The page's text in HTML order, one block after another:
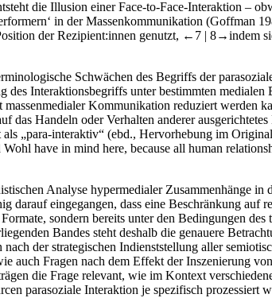
die Illusion einer Face-to-Face-Interaktion
in der Massenkommunikation (Goffman
der Rezipient:innen genutzt, ←7 | 8→indem
Schwächen des Begriffs der
Interaktionsbegriffs unter bestimmten
Kommunikation reduziert
das Handeln oder Verhalten anderer
„para-interaktiv“ (ebd., Hervorhebung im
have in mind here, because all human
Analyse hypermedialer Zusammenhänge in
darauf eingegangen, dass eine Beschränkung
sondern bereits unter den Bedingungen
Bandes steht deshalb die genauere
der strategischen Indienststellung aller
auch Fragen nach dem Effekt der Inszenierung
die Frage relevant, wie im Kontext
parasoziale Interaktion je spezifisch prozessiert